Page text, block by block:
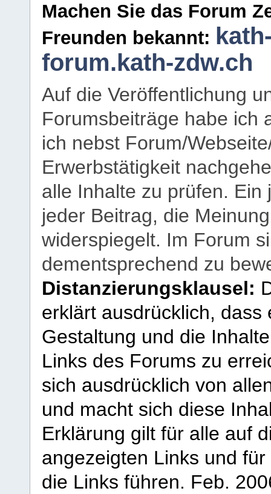
Machen Sie das Forum
Freunden bekannt:
forum.kath-zdw.ch
Auf die Veröffentlichung
Forumsbeiträge habe ich
ich nebst Forum/
Erwerbstätigkeit
alle Inhalte zu prüfen.
jeder Beitrag, die
widerspiegelt. Im Forum
dementsprechend zu
Distanzierungsklausel:
erklärt ausdrücklich,
Gestaltung und die
Links des Forums zu
sich ausdrücklich von
und macht sich diese
Erklärung gilt für alle auf
angezeigten Links und
die Links führen. Feb.